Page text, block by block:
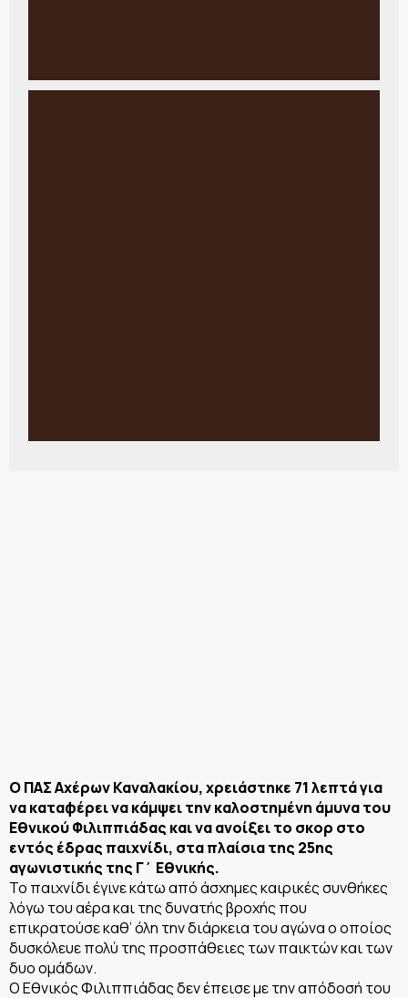
Ο ΠΑΣ Αχέρων Καναλακίου, χρειάστηκε 71 λεπτά για
να καταφέρει να κάμψει την καλοστημένη άμυνα του
Εθνικού Φιλιππιάδας και να ανοίξει το σκορ στο
εντός έδρας παιχνίδι, στα πλαίσια της 25ης
αγωνιστικής της Γ΄ Εθνικής.
Το παιχνίδι έγινε κάτω από άσχημες καιρικές συνθήκες
λόγω του αέρα και της δυνατής βροχής που
επικρατούσε καθ’ όλη την διάρκεια του αγώνα ο οποίος
δυσκόλευε πολύ της προσπάθειες των παικτών και των
δυο ομάδων.
Ο Εθνικός Φιλιππιάδας δεν έπεισε με την απόδοσή του